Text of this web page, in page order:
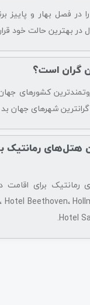
فصل بهار و پاییز
بهترین حالت خود قرار
گران است؟
کشورهای
شهرهای جهان
هتل‌های رمانتیک
رمانتیک برای اقامت
Hotel